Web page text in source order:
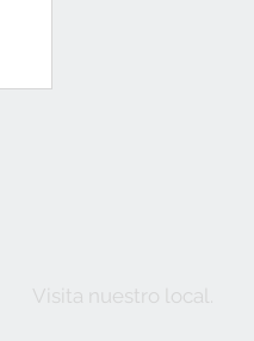
Visita nuestro local.